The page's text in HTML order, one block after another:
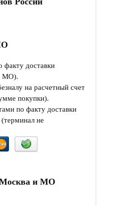
факту доставки
МО).
на расчетный счет
покупки).
по факту доставки
не
Москва и МО